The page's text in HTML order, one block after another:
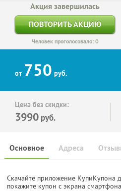
Акция завершилась
ПОВТОРИТЬ АКЦИЮ
Человек проголосовало: 0
от 750 руб.
Цена без скидки:
3990 руб.
Основное Адреса
Скачайте приложение КупиКупона
покажите купон с экрана